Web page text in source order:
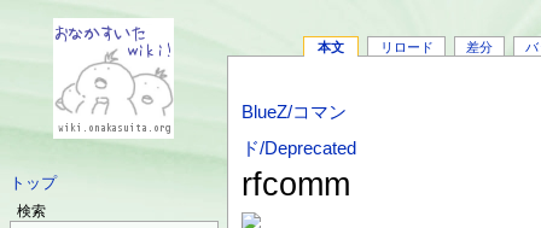
トップ
検索
本文 リロード 差分 バ
BlueZ/コマン
ド/Deprecated
rfcomm